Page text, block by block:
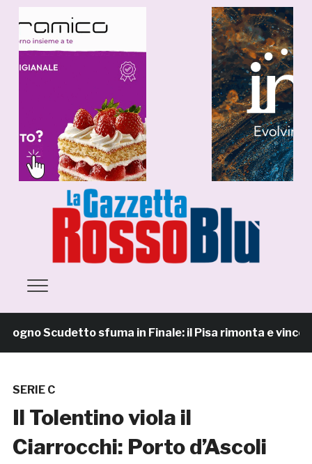
Scudetto sfuma in Finale: il Pisa rimonta e vince 7-4
SERIE C
Il Tolentino viola il
Ciarrocchi: Porto d’Ascoli